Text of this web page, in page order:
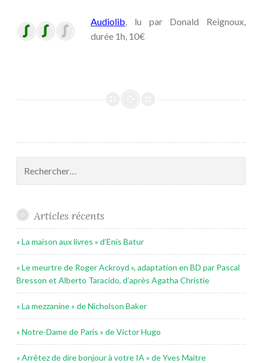
Audiolib, lu par Donald Reignoux,
durée 1h, 10€
Articles récents
« La maison aux livres » d’Enis Batur
« Le meurtre de Roger Ackroyd », adaptation en BD par Pascal
Bresson et Alberto Taracido, d’après Agatha Christie
« La mezzanine » de Nicholson Baker
« Notre-Dame de Paris » de Victor Hugo
« Arrêtez de dire bonjour à votre IA » de Yves Maitre